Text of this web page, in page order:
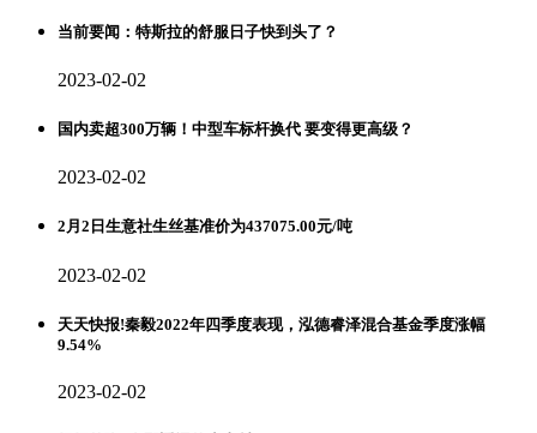
当前要闻：特斯拉的舒服日子快到头了？
2023-02-02
国内卖超300万辆！中型车标杆换代 要变得更高级？
2023-02-02
2月2日生意社生丝基准价为437075.00元/吨
2023-02-02
天天快报!秦毅2022年四季度表现，泓德睿泽混合基金季度涨幅
9.54%
2023-02-02